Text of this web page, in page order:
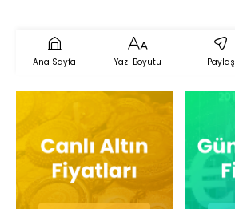
Ana Sayfa Yazı Boyutu Paylaş